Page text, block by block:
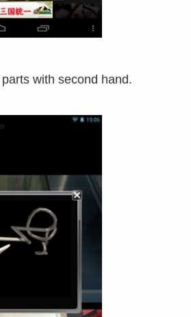
with second hand.